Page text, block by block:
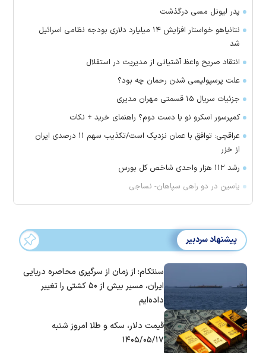
پدر لیونل مسی درگذشت
نتانیاهو خواستار افزایش ۱۴ میلیارد دلاری بودجه نظامی اسرائیل
شد
انتقاد صریح واعظ آشتیانی از مدیریت در استقلال
علت پرسپولیسی شدن رحمان چه بود؟
جزئیات سریال ۱۵ قسمتی مهران مدیری
کمپرسور اسکرو نو یا دست دوم؟ راهنمای خرید + نکات
عراقچی: توافق با عمان نزدیک است/تکذیب سهم ۱۱ درصدی ایران
از خزر
رشد ۱۱۲ هزار واحدی شاخص کل بورس
یاسین در دو راهی سپاهان- نساجی
پیشنهاد سردبیر
سنتکام: از زمان از سرگیری محاصره دریایی
ایران، مسیر بیش از ۵۰ کشتی را تغییر
داده‌ایم
قیمت دلار، سکه و طلا امروز شنبه
۱۴۰۵/۰۵/۱۷